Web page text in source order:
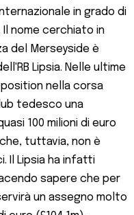
in grado di
nome cerchiato in
del Merseyside è
Lipsia. Nelle ultime
nella corsa
tedesco una
100 milioni di euro
tuttavia, non è
Il Lipsia ha infatti
sapere che per
un assegno molto